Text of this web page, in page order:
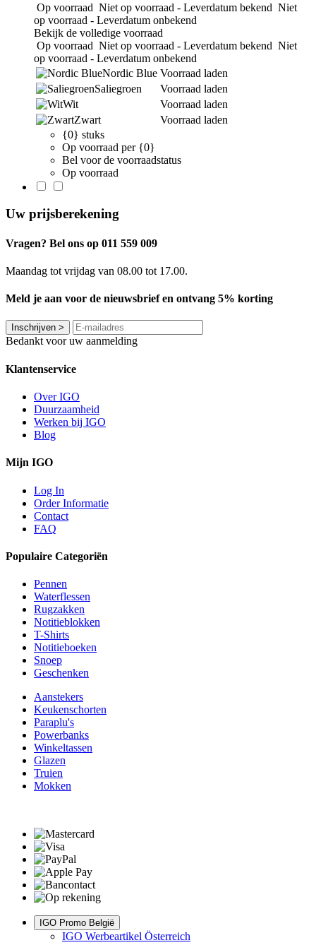
Op voorraad Niet op voorraad - Leverdatum bekend Niet
op voorraad - Leverdatum onbekend
Bekijk de volledige voorraad
Op voorraad Niet op voorraad - Leverdatum bekend Niet
op voorraad - Leverdatum onbekend
Nordic Blue Voorraad laden
Saliegroen
Voorraad laden
Wit
Voorraad laden
Zwart
Voorraad laden
{0} stuks
Op voorraad per {0}
Bel voor de voorraadstatus
Op voorraad
Uw prijsberekening
Vragen? Bel ons op 011 559 009
Maandag tot vrijdag van 08.00 tot 17.00.
Meld je aan voor de nieuwsbrief en ontvang 5% korting
Inschrijven >
Bedankt voor uw aanmelding
Klantenservice
Over IGO
Duurzaamheid
Werken bij IGO
Blog
Mijn IGO
Log In
Order Informatie
Contact
FAQ
Populaire Categoriën
Pennen
Waterflessen
Rugzakken
Notitieblokken
T-Shirts
Notitieboeken
Snoep
Geschenken
Aanstekers
Keukenschorten
Paraplu's
Powerbanks
Winkeltassen
Glazen
Truien
Mokken
IGO Promo België
IGO Werbeartikel Österreich